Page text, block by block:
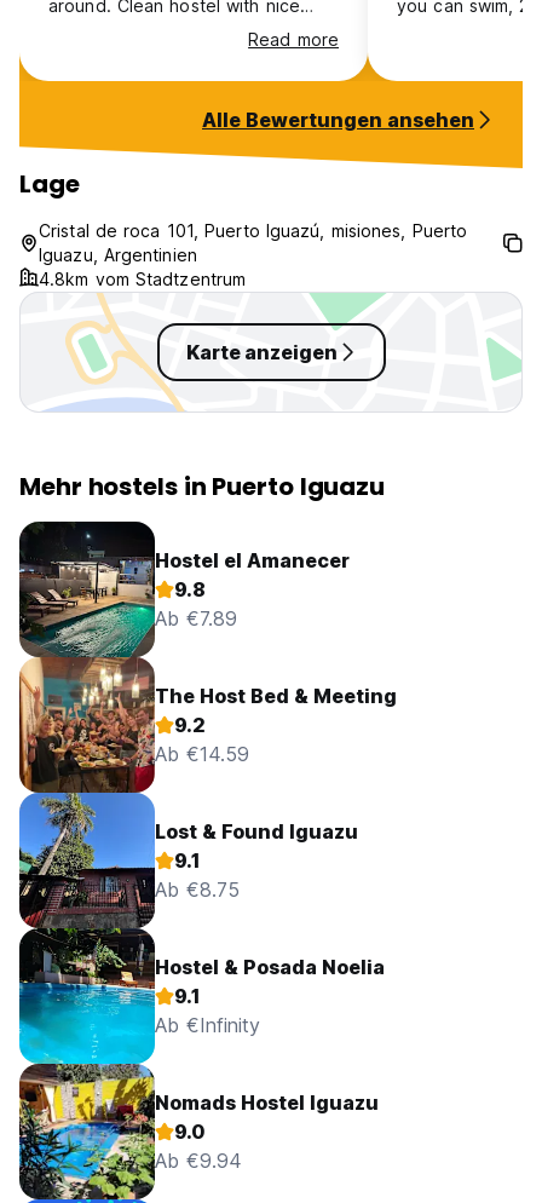
around. Clean hostel with nice
beds and good kitchen. I loved it
Read more
you can swim,
also very helpful. The
cooking, it was
Putting this here
outside the city
restaurants so
guests
Alle Bewertungen ansehen
Lage
Cristal de roca 101, Puerto Iguazú, misiones, Puerto
Iguazu, Argentinien
4.8km vom Stadtzentrum
Karte anzeigen
Mehr hostels in Puerto Iguazu
Hostel el Amanecer
9.8
Ab €7.89
The Host Bed & Meeting
9.2
Ab €14.59
Lost & Found Iguazu
9.1
Ab €8.75
Hostel & Posada Noelia
9.1
Ab €Infinity
Nomads Hostel Iguazu
9.0
Ab €9.94